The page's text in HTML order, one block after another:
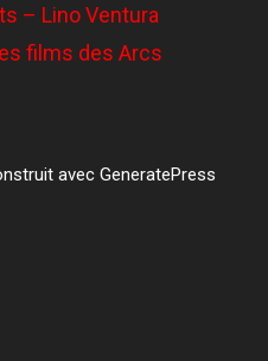
– Lino Ventura
films des Arcs
avec GeneratePress